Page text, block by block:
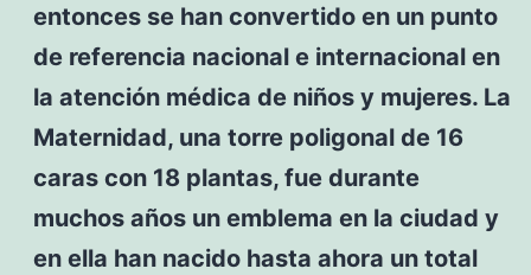
entonces se han convertido en un punto
de referencia nacional e internacional en
la atención médica de niños y mujeres. La
Maternidad, una torre poligonal de 16
caras con 18 plantas, fue durante
muchos años un emblema en la ciudad y
en ella han nacido hasta ahora un total